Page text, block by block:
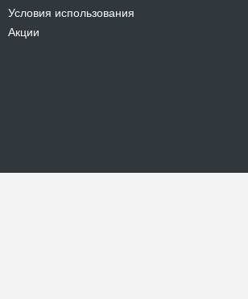
Условия использования
Акции